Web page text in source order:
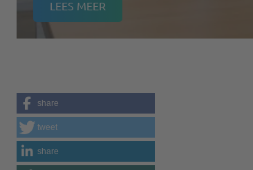
LEES MEER
share
tweet
share